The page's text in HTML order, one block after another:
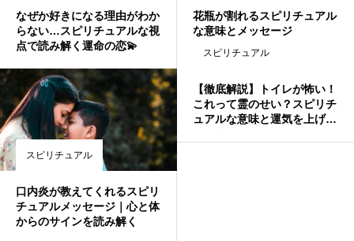
なぜか好きになる理由がわか
らない…スピリチュアルな視
点で読み解く運命の恋💫
花瓶が割れるスピリチュアル
な意味とメッセージ
スピリチュアル
口内炎が教えてくれるスピリ
チュアルメッセージ｜心と体
からのサインを読み解く
スピリチュアル
【徹底解説】トイレが怖い！
これって霊のせい？スピリチ
ュアルな意味と運気を上げる